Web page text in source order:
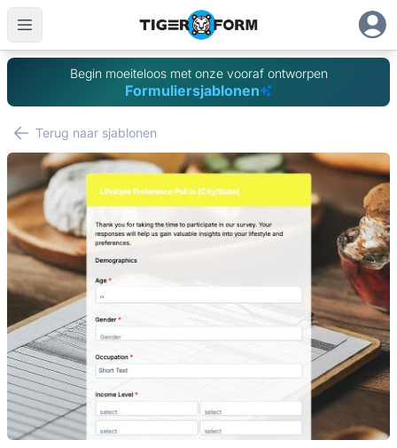
Begin moeiteloos met onze vooraf ontworpen
Formuliersjablonen
Terug naar sjablonen